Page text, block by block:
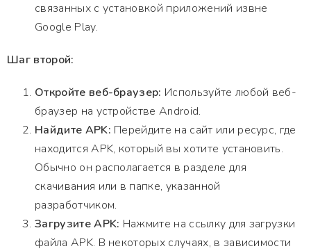
связанных с установкой приложений извне
Google Play.
Шаг второй:
Откройте веб-браузер: Используйте любой веб-
браузер на устройстве Android.
Найдите APK: Перейдите на сайт или ресурс, где
находится APK, который вы хотите установить.
Обычно он располагается в разделе для
скачивания или в папке, указанной
разработчиком.
Загрузите APK: Нажмите на ссылку для загрузки
файла APK. В некоторых случаях, в зависимости